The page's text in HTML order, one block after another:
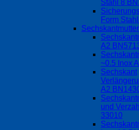
Stahl 8
Form
A2
~0.5 Inox
Sechskant
A2
und
33010